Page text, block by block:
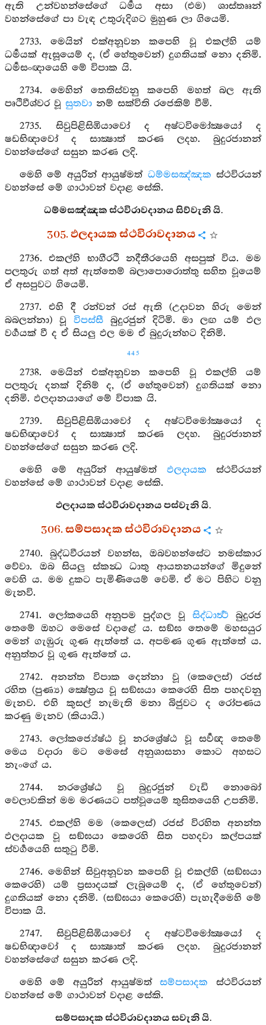
ඇති උන්වහන්සේගේ ධර්‍මය අසා (එම) ශාස්තෲන්
වහන්සේගේ පා වැඳ උතුරුදිගට මුහුණ ලා ගියෙමි.
2733. මෙයින් එක්අනූවන කපෙහි වූ එකල්හි යම්
ධර්‍මයක් ඇසූයෙම් ද, (ඒ හේතුවෙන්) දුගතියක් නො දනිමි.
ධර්‍මසංඥායෙහි මේ විපාක යි.
2734. මෙහින් තෙතිස්වනු කපෙහි මහත් බල ඇති
පෘථිවීශ්වර වූ සුතවා නම් සක්විති රජෙකිම් වීමි.
2735. සිවුපිළිසිඹියාවෝ ද අෂ්ටවිමෝක්‍ෂයෝ ද
ෂඩභිඥාවෝ ද සාක්‍ෂාත් කරණ ලදහ. බුදුරජානන්
වහන්සේගේ සසුන කරණ ලදි.
මෙහි මේ අයුරින් ආයුෂ්මත් ධම්මසඤ්ඤක ස්ථවිරයන්
වහන්සේ මේ ගාථාවන් වදාළ සේකි.
ධම්මසඤ්ඤක ස්ථවිරාවදානය සිව්වැනි යි.
305. ඵලදායක ස්ථවිරාවදානය
2736. එකල්හි භාගීරථි නදීතීරයෙහි අසපුක් විය. මම
පලතුරු ගත් අත් ඇත්තෙම් බලාපොරොත්තු සහිත වූයෙම්
ඒ අසපුවට ගියෙමි.
2737. එහි දී රන්වන් රස් ඇති (උදාවන හිරු මෙන්
බබලන්නා) වූ විපස්සීබුදුරජුන් දිටිමි. මා ලඟ යම් ඵල
වර්‍ගයක් වී ද ඒ සියලු ඵල මම ඒ බුදුරුන්හට දිනිමි.
445
2738. මෙයින් එක්අනූවන කපෙහි වූ එකල්හි යම්
පලතුරු දනක් දිනිම් ද, (ඒ හේතුවෙන්) දුගතියක් නො
දනිමි. ඵලදානයාගේ මේ විපාක යි.
2739. සිවුපිළිසිඹියාවෝ ද අෂ්ටවිමෝක්‍ෂයෝ ද
ෂඩභිඥාවෝ ද සාක්‍ෂාත් කරණ ලදහ. බුදුරජානන්
වහන්සේගේ සසුන කරණ ලදි.
මෙහි මේ අයුරින් ආයුෂ්මත් ඵලදායක ස්ථවිරයන්
වහන්සේ මේ ගාථාවන් වදාළ සේකි.
ඵලදායක ස්ථවිරාවදානය පස්වැනි යි.
306. සම්පසාදක ස්ථවිරාවදානය
2740. බුද්ධවීරයන් වහන්ස, ඔබවහන්සේට නමස්කාර
වේවා. ඔබ සියලු ස්කන්‍ධ ධාතු ආයතනයන්ගේ මිදුනේ
වෙහි ය. මම දුකට පැමිණියෙම් වෙමි. ඒ මට පිහිට වනු
මැනවි.
2741. ලෝකයෙහි අනුපම පුද්ගල වූසිද්ධාර්‍ත්‍ථ බුදුරජ
තෙමේ ඔහට මෙසේ වදාළේ ය. සඞ්ඝ තෙමේ මහසයුර
මෙන් ගැඹුරු ගුණ ඇත්තේ ය. අපමණ ගුණ ඇත්තේ ය.
අනුත්තර වූ ගුණ ඇත්තේ ය.
2742. අනන්ත විපාක දෙන්නා වූ (කෙලෙස්) රජස්
රහිත (පුණ්‍ය) ක්‍ෂේත්‍රය වූ සඞ්ඝයා කෙරෙහි සිත පහදවනු
මැනව. එහි කුසල් නැමැති මනා බිජුවට ද රෝපණය
කරණු මැනව (කියායි.)
2743. ලෝකජ්‍යේෂ්ඨ වූ නරශ්‍රේෂ්ඨ වූ සර්‍වඥ තෙමේ
මෙය වදාරා මට මෙසේ අනුශාසනා කොට අහසට
නැංගේ ය.
2744. නරශ්‍රේෂ්ඨ වූ බුදුරජුන් වැඩි නොබෝ
වෙලාවකින් මම මරණයට පත්වූයෙම් තුසිතයෙහි උපනිමි.
2745. එකල්හි මම (කෙලෙස්) රජස් විරහිත අනන්ත
ඵලදායක වූ සඞ්ඝයා කෙරෙහි සිත පහදවා කල්පයක්
ස්වර්‍ගයෙහි සතුටු වීමි.
2746. මෙහින් සිවුඅනූවන කපෙහි වූ එකල්හි (සඞ්ඝයා
කෙරෙහි) යම් ප්‍රසාදයක් ලැබූයෙම් ද, (ඒ හේතුවෙන්)
දුගතියක් නො දනිමි. (සඞ්ඝයා කෙරෙහි) පැහැදීමෙහි මේ
විපාක යි.
2747. සිවුපිළිසිඹියාවෝ ද අෂ්ටවිමෝක්‍ෂයෝ ද
ෂඩභිඥාවෝ ද සාක්‍ෂාත් කරණ ලදහ. බුදුරජානන්
වහන්සේගේ සසුන කරණ ලදි.
මෙහි මේ අයුරින් ආයුෂ්මත්සම්පසාදක ස්ථවිරයන්
වහන්සේ මේ ගාථාවන් වදාළ සේකි.
සම්පසාදක ස්ථවිරාවදානය සවැනි යි.